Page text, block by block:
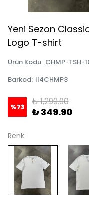
Yeni Sezon
Logo T-shirt
Ürün Kodu: CHMP-TSH-
Barkod: II4CHMP3
%73 ₺ 1,299.90
₺ 349.90
Renk